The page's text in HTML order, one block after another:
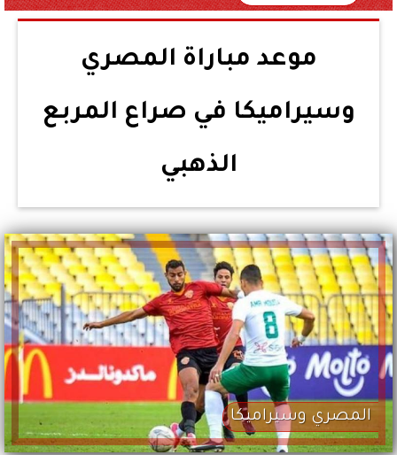
موعد مباراة المصري
وسيراميكا في صراع المربع
الذهبي
المصري وسيراميكا